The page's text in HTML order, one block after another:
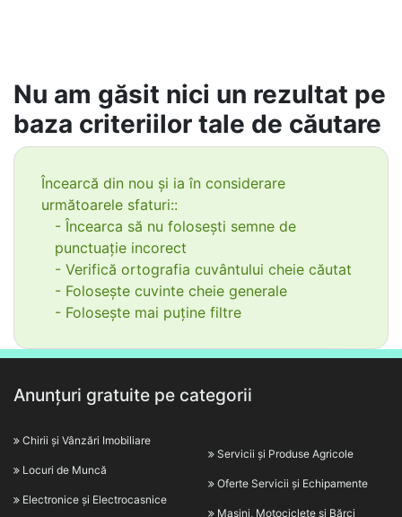
Nu am găsit nici un rezultat pe
baza criteriilor tale de căutare
Încearcă din nou și ia în considerare
următoarele sfaturi::
- Încearca să nu folosești semne de
punctuație incorect
- Verifică ortografia cuvântului cheie căutat
- Folosește cuvinte cheie generale
- Folosește mai puține filtre
Anunțuri gratuite pe categorii
Chirii și Vânzări Imobiliare
Locuri de Muncă
Electronice și Electrocasnice
Servicii și Produse Agricole
Oferte Servicii și Echipamente
Mașini, Motociclete și Bărci